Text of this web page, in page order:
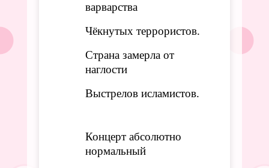
варварства
Чёкнутых террористов.
Страна замерла от
наглости
Выстрелов исламистов.
Концерт абсолютно
нормальный